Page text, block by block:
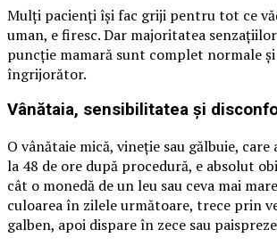
Mulți pacienți își fac griji pentru tot ce
uman, e firesc. Dar majoritatea
puncție mamară sunt complet normale
îngrijorător.
Vânătaia, sensibilitatea și
O vânătaie mică, vineție sau gălbuie, care
la 48 de ore după procedură, e absolut
cât o monedă de un leu sau ceva mai
culoarea în zilele următoare, trece prin
galben, apoi dispare în zece sau